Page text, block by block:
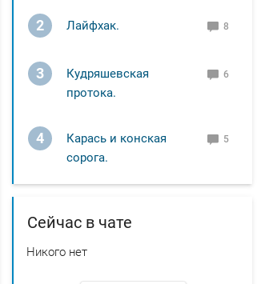
2 Лайфхак. 8
3
Кудряшевская
протока.
6
4
Карась и конская
сорога.
5
Сейчас в чате
Никого нет